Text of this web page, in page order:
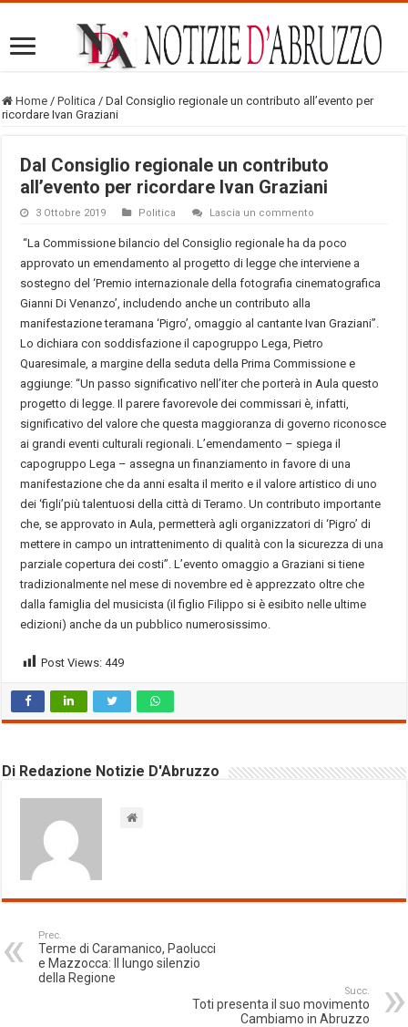
Home / Politica / Dal Consiglio regionale un contributo all’evento per
ricordare Ivan Graziani
Dal Consiglio regionale un contributo
all’evento per ricordare Ivan Graziani
3 Ottobre 2019 Politica Lascia un commento
“La Commissione bilancio del Consiglio regionale ha da poco
approvato un emendamento al progetto di legge che interviene a
sostegno del ‘Premio internazionale della fotografia cinematografica
Gianni Di Venanzo’, includendo anche un contributo alla
manifestazione teramana ‘Pigro’, omaggio al cantante Ivan Graziani”.
Lo dichiara con soddisfazione il capogruppo Lega, Pietro
Quaresimale, a margine della seduta della Prima Commissione e
aggiunge: “Un passo significativo nell’iter che porterà in Aula questo
progetto di legge. Il parere favorevole dei commissari è, infatti,
significativo del valore che questa maggioranza di governo riconosce
ai grandi eventi culturali regionali. L’emendamento – spiega il
capogruppo Lega – assegna un finanziamento in favore di una
manifestazione che da anni esalta il merito e il valore artistico di uno
dei ‘figli’più talentuosi della città di Teramo. Un contributo importante
che, se approvato in Aula, permetterà agli organizzatori di ‘Pigro’ di
mettere in campo un intrattenimento di qualità con la sicurezza di una
parziale copertura dei costi”. L’evento omaggio a Graziani si tiene
tradizionalmente nel mese di novembre ed è apprezzato oltre che
dalla famiglia del musicista (il figlio Filippo si è esibito nelle ultime
edizioni) anche da un pubblico numerosissimo.
Post Views: 449
Di Redazione Notizie D'Abruzzo
Prec.
Terme di Caramanico, Paolucci
e Mazzocca: Il lungo silenzio
della Regione
Succ.
Toti presenta il suo movimento
Cambiamo in Abruzzo